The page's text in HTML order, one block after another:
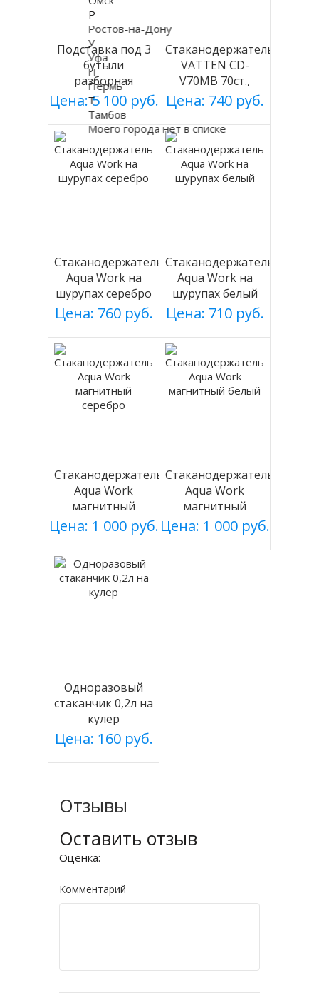
Подставка под 3
бутыли
разборная
(БЕЛАЯ), Россия
Цена: 5 100 руб.
Стаканодержатель
VATTEN CD-
V70MB 70ст.,
черный, магнит.
Цена: 740 руб.
Стаканодержатель
Aqua Work на
шурупах серебро
Цена: 760 руб.
Стаканодержатель
Aqua Work на
шурупах белый
Цена: 710 руб.
Стаканодержатель
Aqua Work
магнитный
серебро
Цена: 1 000 руб.
Стаканодержатель
Aqua Work
магнитный
белый
Цена: 1 000 руб.
Одноразовый
стаканчик 0,2л на
кулер
Цена: 160 руб.
Отзывы
Оставить отзыв
Оценка:
Комментарий
Р
Ростов-на-Дону
У
Уфа
П
Пермь
Т
Тамбов
Моего города нет в списке